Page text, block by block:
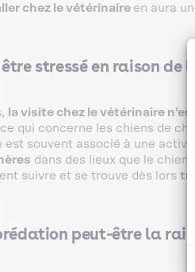
chez le vétérinaire en aura
stressé en raison de
la visite chez le vétérinaire
qui concerne les chiens de
est souvent associé à une
dans des lieux que le chien
suivre et se trouve dès lors
peut-être la